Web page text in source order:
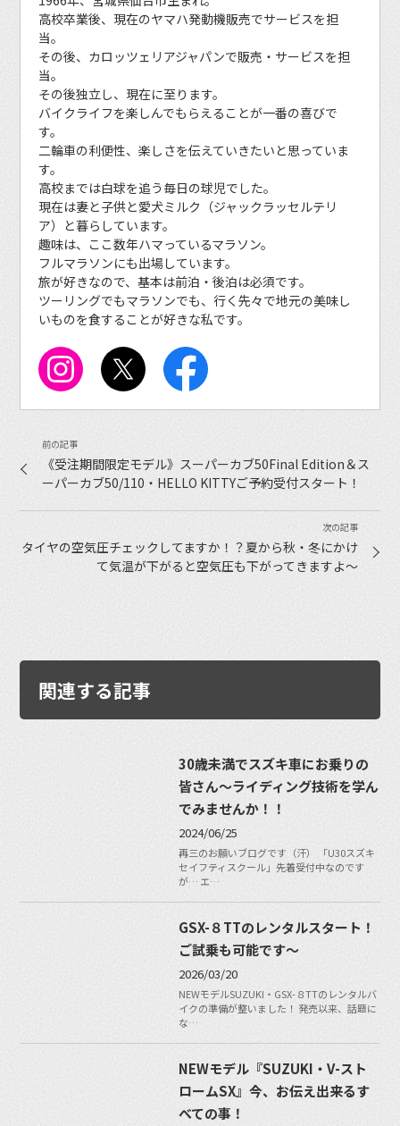
高校卒業後、現在のヤマハ発動機販売でサービスを担
当。
その後、カロッツェリアジャパンで販売・サービスを担
当。
その後独立し、現在に至ります。
バイクライフを楽しんでもらえることが一番の喜びで
す。
二輪車の利便性、楽しさを伝えていきたいと思っていま
す。
高校までは白球を追う毎日の球児でした。
現在は妻と子供と愛犬ミルク（ジャックラッセルテリ
ア）と暮らしています。
趣味は、ここ数年ハマっているマラソン。
フルマラソンにも出場しています。
旅が好きなので、基本は前泊・後泊は必須です。
ツーリングでもマラソンでも、行く先々で地元の美味し
いものを食することが好きな私です。
《受注期間限定モデル》スーパーカブ50Final Edition＆ス
ーパーカブ50/110・HELLO KITTYご予約受付スタート！
タイヤの空気圧チェックしてますか！？夏から秋・冬にかけ
て気温が下がると空気圧も下がってきますよ〜
関連する記事
30歳未満でスズキ車にお乗りの
皆さん〜ライディング技術を学ん
でみませんか！！
2024/06/25
再三のお願いブログです（汗） 「U30スズキ
セイフティスクール」先着受付中なのです
が… エ…
GSX-８TTのレンタルスタート！
ご試乗も可能です〜
2026/03/20
NEWモデルSUZUKI・GSX-８TTのレンタルバ
イクの準備が整いました！ 発売以来、話題に
な…
NEWモデル『SUZUKI・V-スト
ロームSX』今、お伝え出来るす
べての事！